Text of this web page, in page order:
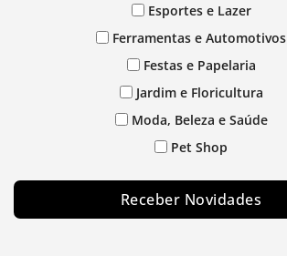
Esportes e Lazer
Ferramentas e Automotivos
Festas e Papelaria
Jardim e Floricultura
Moda, Beleza e Saúde
Pet Shop
Receber Novidades